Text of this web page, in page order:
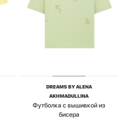
DREAMS BY ALENA
AKHMADULLINA
Футболка с вышивкой из
бисера